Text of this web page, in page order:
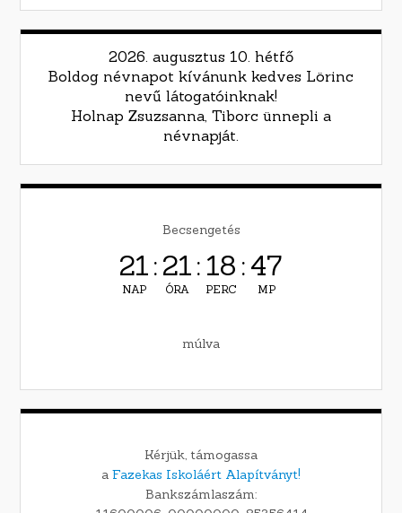
2026. augusztus 10. hétfő
Boldog névnapot kívánunk kedves Lörinc
nevű látogatóinknak!
Holnap Zsuzsanna, Tiborc ünnepli a
névnapját.
Becsengetés
21
NAP
:21
ÓRA
: 18
PERC
:46
MP
múlva
Kérjük, támogassa
a Fazekas Iskoláért Alapítványt!
Bankszámlaszám: